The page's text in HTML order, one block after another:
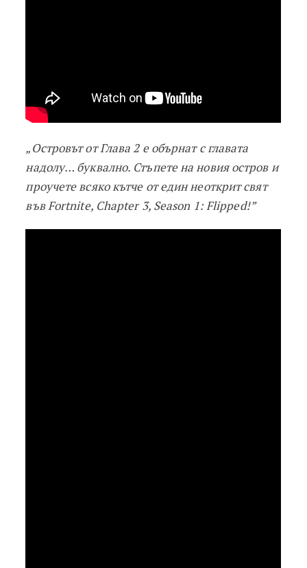
„Островът от Глава 2 е обърнат с главата
надолу… буквално. Стъпете на новия остров и
проучете всяко кътче от един неоткрит свят
във Fortnite, Chapter 3, Season 1: Flipped!”